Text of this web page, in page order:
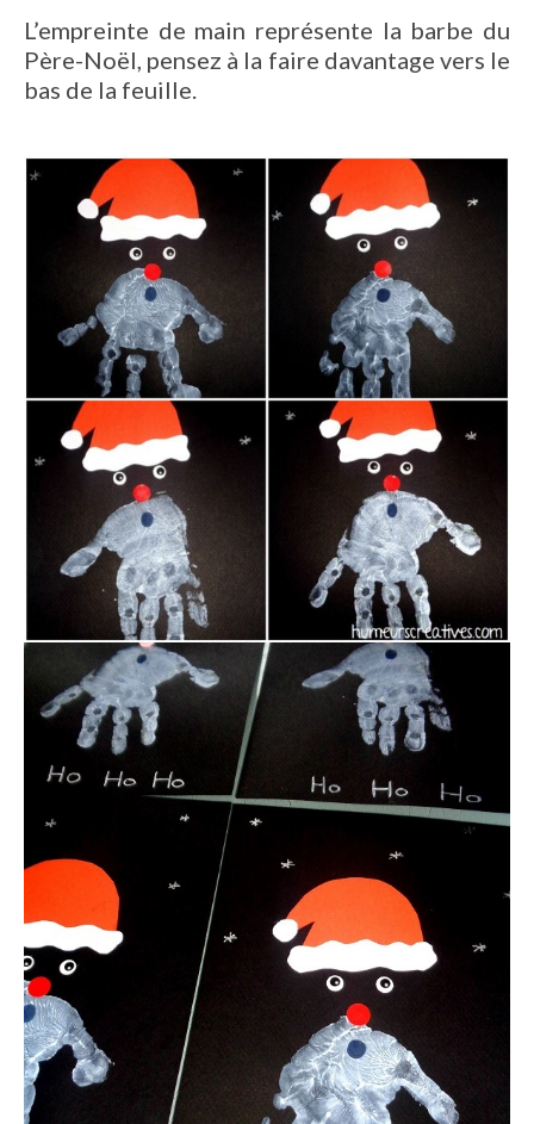
L’empreinte de main représente la barbe du
Père-Noël, pensez à la faire davantage vers le
bas de la feuille.